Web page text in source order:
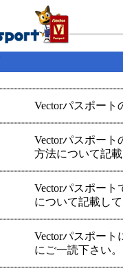
Vectorパスポー
Vectorパスポー
方法について記
Vectorパスポー
について記載し
Vectorパスポー
にご一読下さい。